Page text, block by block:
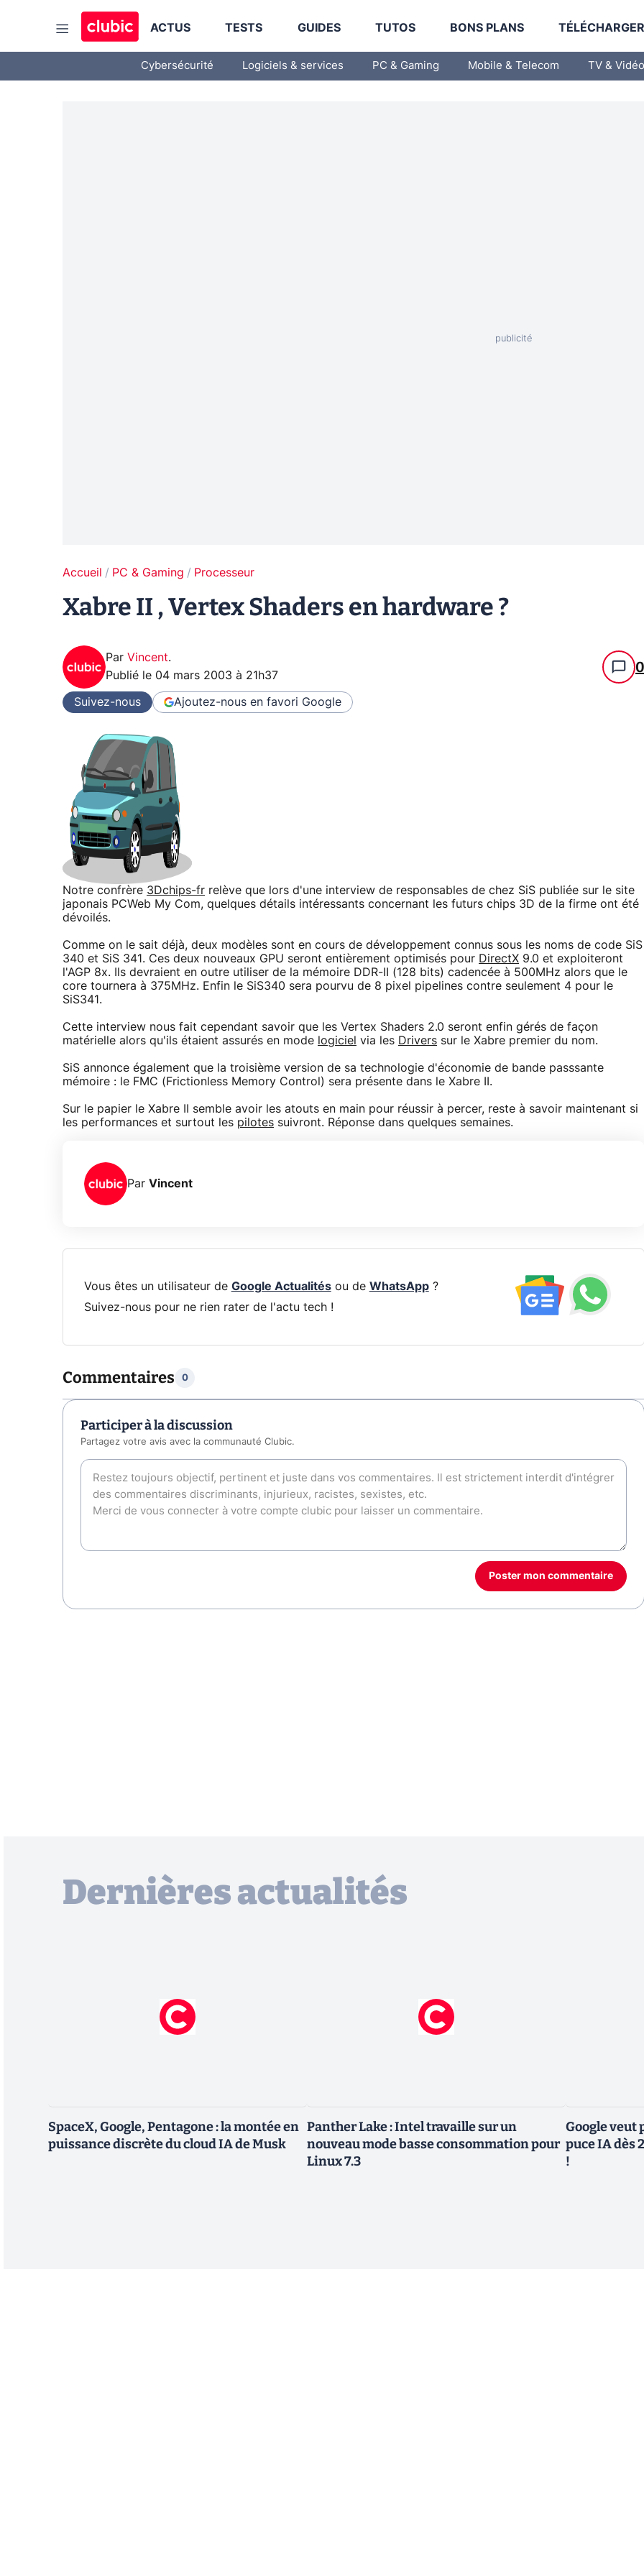
ACTUS TESTS GUIDES TUTOS BONS PLANS
Cybersécurité Logiciels & services PC & Gaming Mobile & Telecom TV & Vidéo
Accueil PC & Gaming Processeur
Xabre II , Vertex Shaders en hardware ?
Par Vincent.
Publié le 04 mars 2003 à 21h37 0
Suivez-nous Ajoutez-nous en favori Google
Notre confrère 3Dchips-fr relève que lors d'une interview de responsables de chez SiS publiée sur le site
japonais PCWeb My Com, quelques détails intéressants concernant les futurs chips 3D de la firme ont été
dévoilés.
Comme on le sait déjà, deux modèles sont en cours de développement connus sous les noms de code SiS
340 et SiS 341. Ces deux nouveaux GPU seront entièrement optimisés pour DirectX 9.0 et exploiteront
l'AGP 8x. Ils devraient en outre utiliser de la mémoire DDR-II (128 bits) cadencée à 500MHz alors que le
core tournera à 375MHz. Enfin le SiS340 sera pourvu de 8 pixel pipelines contre seulement 4 pour le
SiS341.
Cette interview nous fait cependant savoir que les Vertex Shaders 2.0 seront enfin gérés de façon
matérielle alors qu'ils étaient assurés en mode logiciel via les Drivers sur le Xabre premier du nom.
SiS annonce également que la troisième version de sa technologie d'économie de bande passsante
mémoire : le FMC (Frictionless Memory Control) sera présente dans le Xabre II.
Sur le papier le Xabre II semble avoir les atouts en main pour réussir à percer, reste à savoir maintenant si
les performances et surtout les pilotes suivront. Réponse dans quelques semaines.
Par Vincent
Vous êtes un utilisateur de Google Actualitésou de WhatsApp?
Suivez-nous pour ne rien rater de l'actu tech !
Commentaires 0
Participer à la discussion
Partagez votre avis avec la communauté Clubic.
Poster mon commentaire
Dernières actualités
SpaceX, Google, Pentagone : la montée en
puissance discrète du cloud IA de Musk
Panther Lake : Intel travaille sur un
nouveau mode basse consommation pour
Linux 7.3
Google veut
puce IA dès
!